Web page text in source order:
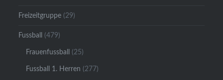
Freizeitgruppe (29)
Fussball (479)
Frauenfussball (25)
Fussball 1. Herren (277)